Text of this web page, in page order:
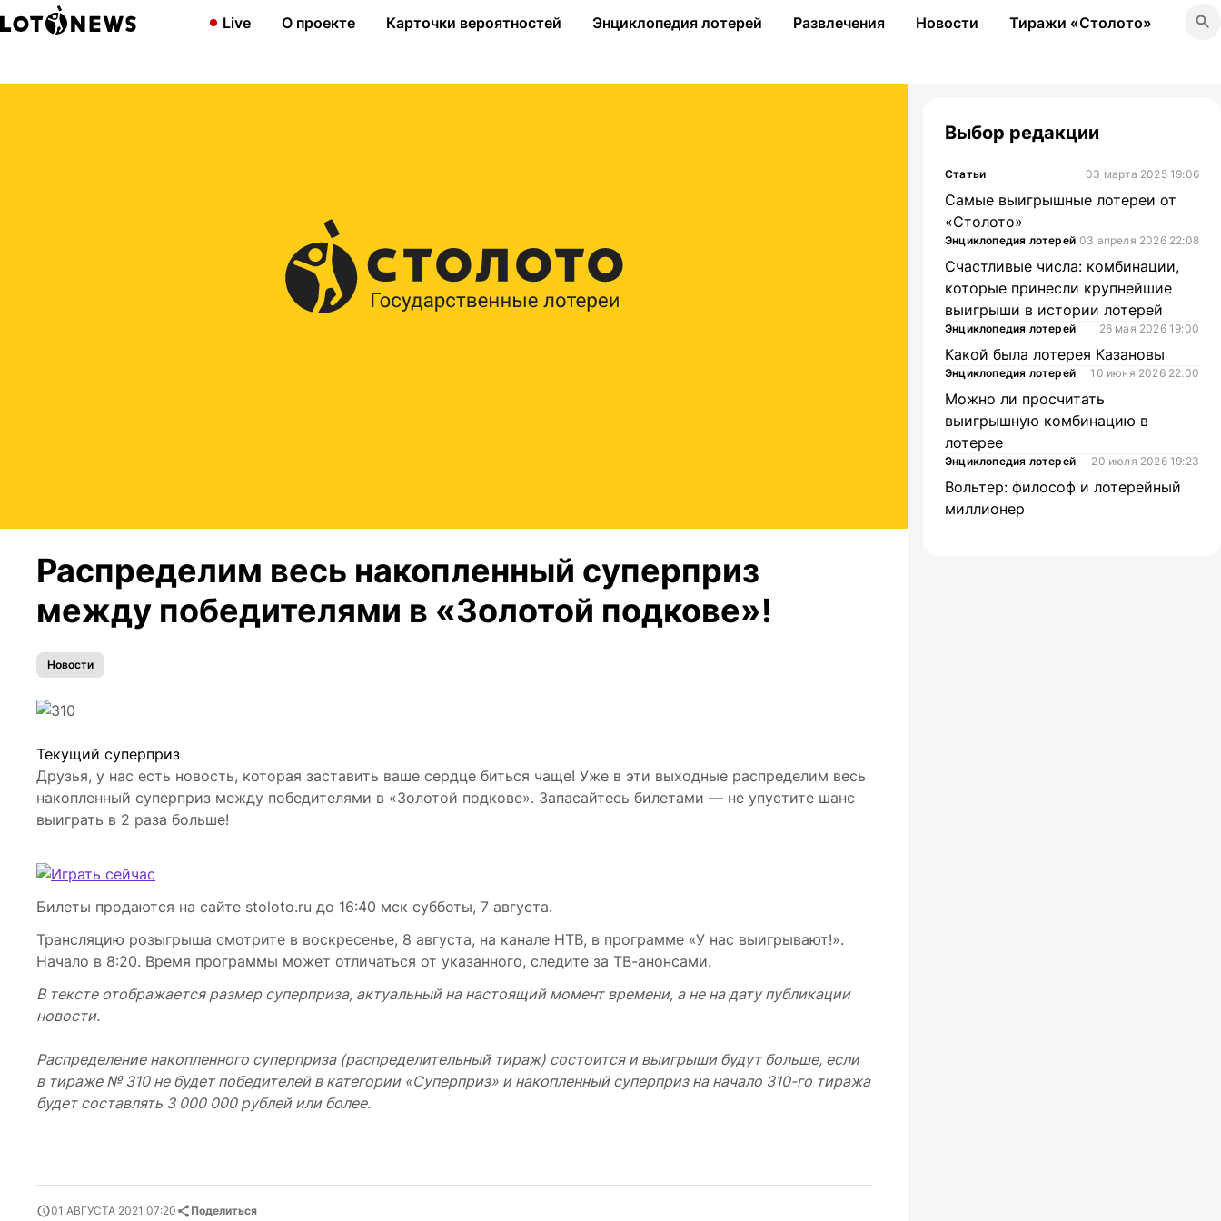
Live О проекте Карточки вероятностей Энциклопедия лотерей Развлечения Новости Тиражи «Столото»
Распределим весь накопленный суперприз
между победителями в «Золотой подкове»!
Новости
Текущий суперприз
Друзья, у нас есть новость, которая заставить ваше сердце биться чаще! Уже в эти выходные распределим весь
накопленный суперприз между победителями в «Золотой подкове». Запасайтесь билетами — не упустите шанс
выиграть в 2 раза больше!
Билеты продаются на сайте stoloto.ru до 16:40 мск субботы, 7 августа.
Трансляцию розыгрыша смотрите в воскресенье, 8 августа, на канале НТВ, в программе «У нас выигрывают!».
Начало в 8:20. Время программы может отличаться от указанного, следите за ТВ-анонсами.
В тексте отображается размер суперприза, актуальный на настоящий момент времени, а не на дату публикации
новости.
Распределение накопленного суперприза (распределительный тираж) состоится и выигрыши будут больше, если
в тираже № 310 не будет победителей в категории «Суперприз» и накопленный суперприз на начало 310-го тиража
будет составлять 3 000 000 рублей или более.
01 АВГУСТА 2021 07:20 Поделиться
Выбор редакции
Статьи 03 марта 2025 19:06
Самые выигрышные лотереи от
«Столото»
Энциклопедия лотерей 03 апреля 2026 22:08
Счастливые числа: комбинации,
которые принесли крупнейшие
выигрыши в истории лотерей
Энциклопедия лотерей 26 мая 2026 19:00
Какой была лотерея Казановы
Энциклопедия лотерей 10 июня 2026 22:00
Можно ли просчитать
выигрышную комбинацию в
лотерее
Энциклопедия лотерей 20 июля 2026 19:23
Вольтер: философ и лотерейный
миллионер